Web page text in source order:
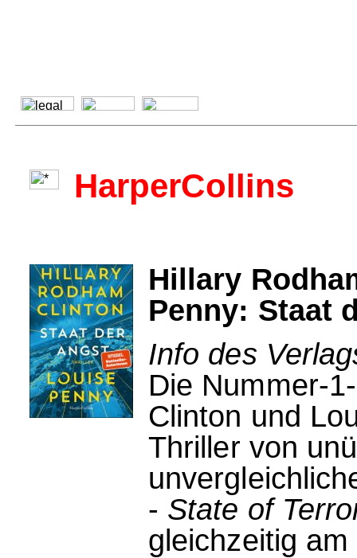
HarperCollins
Hillary
Penny: Staat
Info des
Die Nummer-
Clinton und
Thriller von
- State of
gleichzeitig